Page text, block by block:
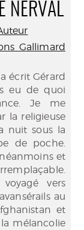
NERVAL
Gallimard
écrit Gérard
eu de quoi
Je me
la religieuse
nuit sous la
de poche.
et
vers
au
et
mélancolie